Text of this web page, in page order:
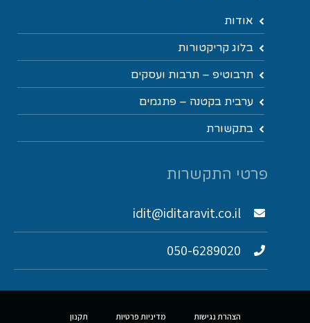
אודות
בלוג קריקטורות
תרבוטיפ – תרבות ועסקים
ערבית בקטנה – פתגמים
בתקשורת
פרטי התקשרות
idit@iditaravit.co.il
050-6289020
הצהרת נגישות מדיניות פרטיות תקנון